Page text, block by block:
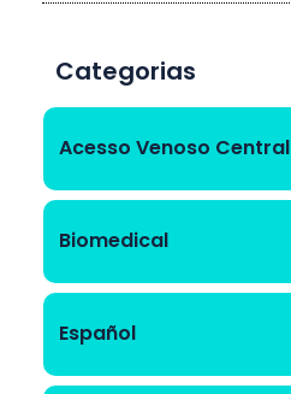
Categorias
Acesso Venoso Central
Biomedical
Español